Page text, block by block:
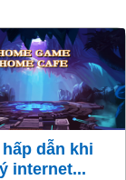
internet...